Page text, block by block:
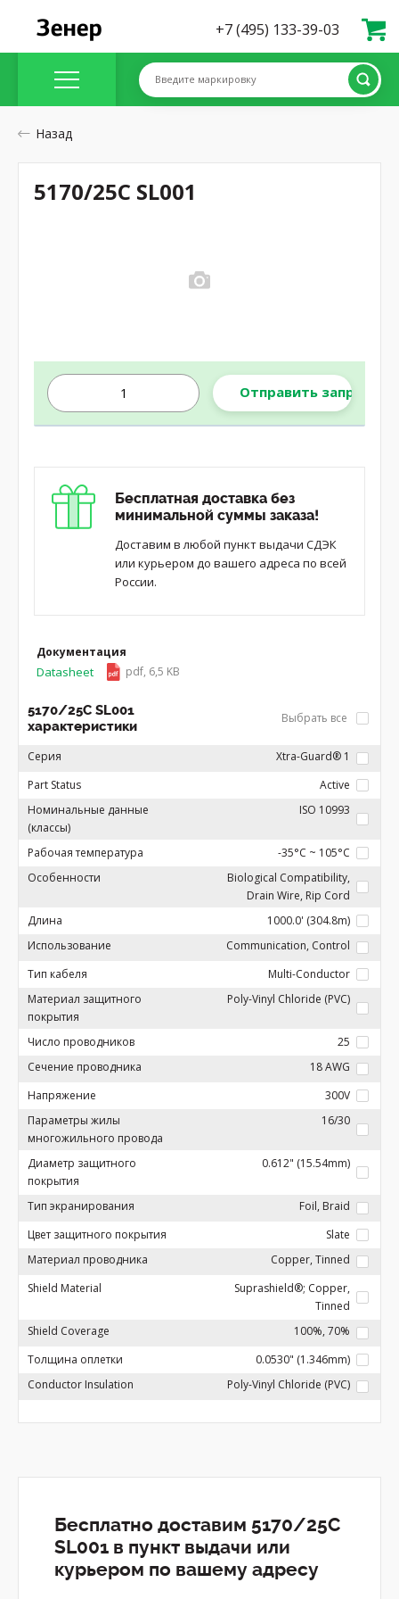
+7 (495) 133-39-03
Введите маркировку
Назад
Отправить запрос
Бесплатная доставка без
минимальной суммы заказа!
Доставим в любой пункт выдачи СДЭК
или курьером до вашего адреса по всей
России.
Документация
Datasheet pdf, 6,5 KB
5170/25C SL001
характеристики
Выбрать все
Серия
Xtra-Guard® 1
Part Status
Active
Номинальные данные
(классы)
ISO 10993
Рабочая температура
-35°C ~ 105°C
Особенности
Biological Compatibility,
Drain Wire, Rip Cord
Длина
1000.0' (304.8m)
Использование
Communication, Control
Тип кабеля
Multi-Conductor
Материал защитного
покрытия
Poly-Vinyl Chloride (PVC)
Число проводников
25
Сечение проводника
18 AWG
Напряжение
300V
Параметры жилы
многожильного провода
16/30
Диаметр защитного
покрытия
0.612" (15.54mm)
Тип экранирования
Foil, Braid
Цвет защитного покрытия
Slate
Материал проводника
Copper, Tinned
Shield Material
Suprashield®; Copper,
Tinned
Shield Coverage
100%, 70%
Толщина оплетки
0.0530" (1.346mm)
Conductor Insulation
Poly-Vinyl Chloride (PVC)
5170/25C SL001
Бесплатно доставим 5170/25C
SL001 в пункт выдачи или
курьером по вашему адресу